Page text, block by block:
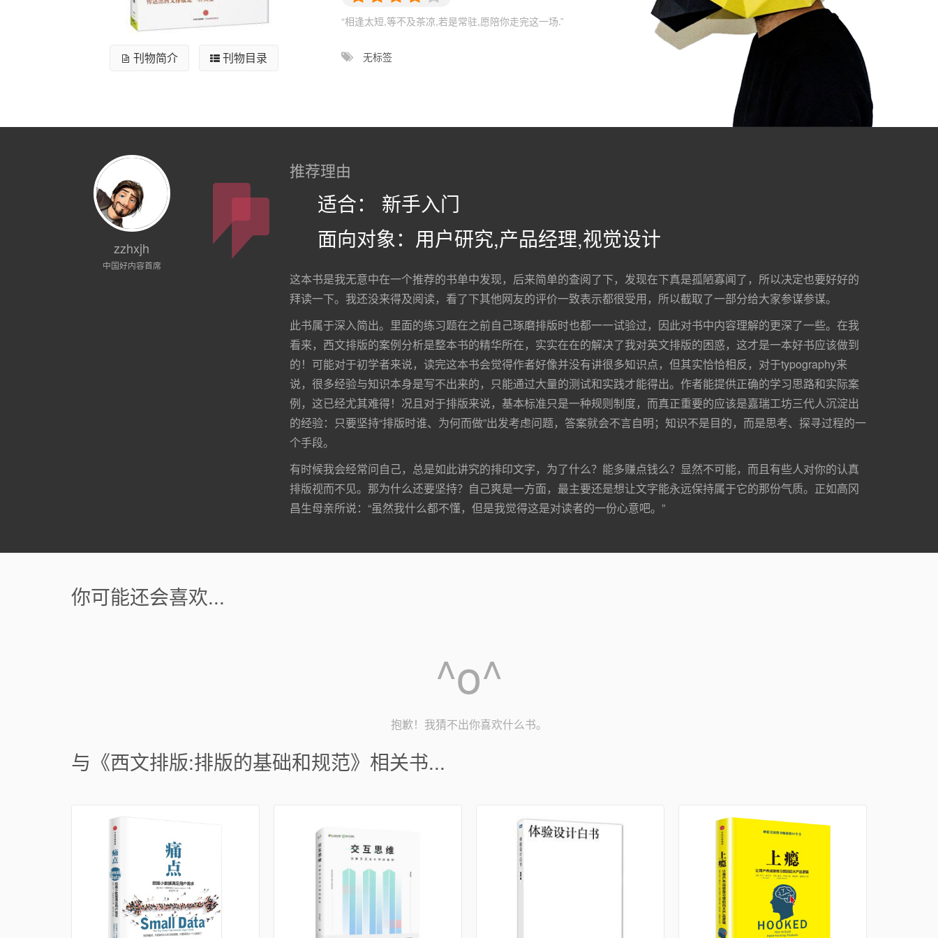
刊物简介 刊物目录
“相逢太短,等不及茶凉,若是常驻,愿陪你走完这一场.”
无标签
zzhxjh
中国好内容首席
推荐理由
适合： 新手入门
面向对象：用户研究,产品经理,视觉设计
这本书是我无意中在一个推荐的书单中发现，后来简单的查阅了下，发现在下真是孤陋寡闻了，所以决定也要好好的
拜读一下。我还没来得及阅读，看了下其他网友的评价一致表示都很受用，所以截取了一部分给大家参谋参谋。
此书属于深入简出。里面的练习题在之前自己琢磨排版时也都一一试验过，因此对书中内容理解的更深了一些。在我
看来，西文排版的案例分析是整本书的精华所在，实实在在的解决了我对英文排版的困惑，这才是一本好书应该做到
的！可能对于初学者来说，读完这本书会觉得作者好像并没有讲很多知识点，但其实恰恰相反，对于typography来
说，很多经验与知识本身是写不出来的，只能通过大量的测试和实践才能得出。作者能提供正确的学习思路和实际案
例，这已经尤其难得！况且对于排版来说，基本标准只是一种规则制度，而真正重要的应该是嘉瑞工坊三代人沉淀出
的经验：只要坚持“排版时谁、为何而做”出发考虑问题，答案就会不言自明；知识不是目的，而是思考、探寻过程的一
个手段。
有时候我会经常问自己，总是如此讲究的排印文字，为了什么？能多赚点钱么？显然不可能，而且有些人对你的认真
排版视而不见。那为什么还要坚持？自己爽是一方面，最主要还是想让文字能永远保持属于它的那份气质。正如高冈
昌生母亲所说：“虽然我什么都不懂，但是我觉得这是对读者的一份心意吧。”
你可能还会喜欢...
^o^
抱歉！我猜不出你喜欢什么书。
与《西文排版:排版的基础和规范》相关书...